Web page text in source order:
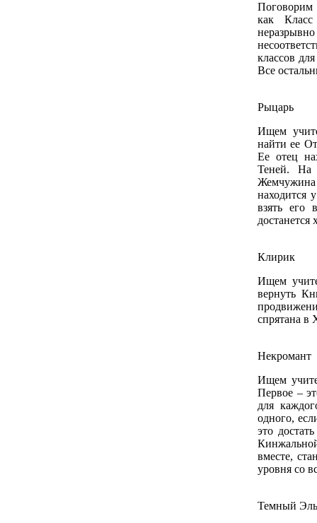
как
классов
Все
Рыцарь
Ищем
найти ее
Ее отец
Теней. На
находится
взять
достанется
Клирик
Ищем
вернуть
спрятана в
Некромант
Ищем
Первое –
для
одного,
это
вместе,
уровня со
Темный